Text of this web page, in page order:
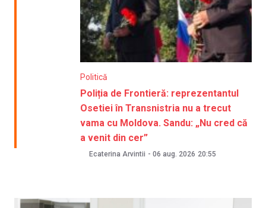
Politică
Poliția de Frontieră: reprezentantul
Osetiei în Transnistria nu a trecut
vama cu Moldova. Sandu: „Nu cred că
a venit din cer”
Ecaterina Arvintii - 06 aug. 2026 20:55